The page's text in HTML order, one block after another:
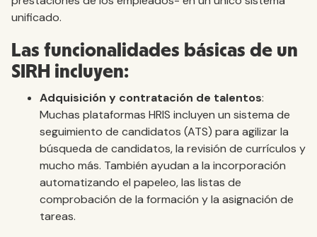
unificado.
Las funcionalidades básicas de un
SIRH incluyen:
Adquisición y contratación de talentos:
Muchas plataformas HRIS incluyen un sistema de
seguimiento de candidatos (ATS) para agilizar la
búsqueda de candidatos, la revisión de currículos y
mucho más. También ayudan a la incorporación
automatizando el papeleo, las listas de
comprobación de la formación y la asignación de
tareas.